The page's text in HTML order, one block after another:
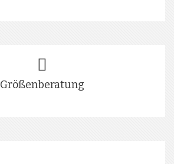
Größenberatung